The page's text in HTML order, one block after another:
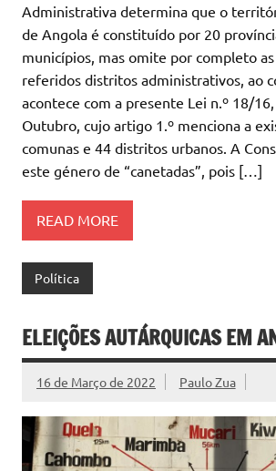
Administrativa determina que o
de Angola é constituído por 20
municípios, mas omite por completo
referidos distritos administrativos, ao
acontece com a presente Lei n.º 18/
Outubro, cujo artigo 1.º menciona a
comunas e 44 distritos urbanos. A
este género de “canetadas”, pois […]
READ MORE
Política
ELEIÇÕES AUTÁRQUICAS EM
16 de Março de 2022 Paulo Zua